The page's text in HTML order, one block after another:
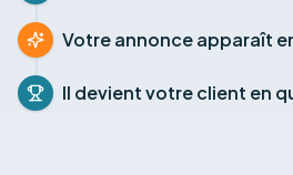
Votre annonce apparaît
Il devient votre client en